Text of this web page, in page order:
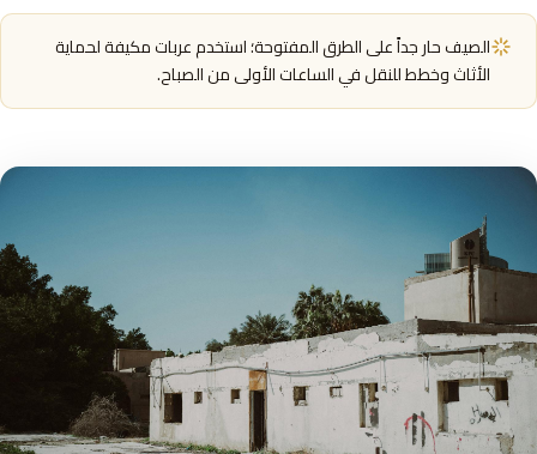
الصيف حار جداً على الطرق المفتوحة؛ استخدم عربات مكيفة لحماية
الأثاث وخطط للنقل في الساعات الأولى من الصباح.